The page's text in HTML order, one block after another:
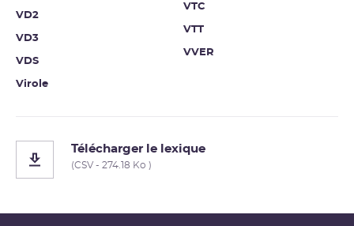
VD2
VD3
VDS
Virole
VTC
VTT
VVER
Télécharger le lexique
(CSV - 274.18 Ko )